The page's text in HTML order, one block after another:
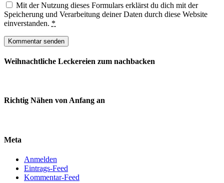
Mit der Nutzung dieses Formulars erklärst du dich mit der
Speicherung und Verarbeitung deiner Daten durch diese Website
einverstanden. *
Weihnachtliche Leckereien zum nachbacken
Richtig Nähen von Anfang an
Meta
Anmelden
Eintrags-Feed
Kommentar-Feed